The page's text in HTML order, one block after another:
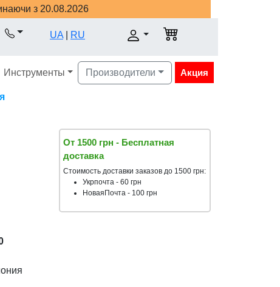
з 20.08.2026
UA RU
Инструменты Производители Акция
От 1500 грн - Бесплатная
доставка
Стоимость доставки заказов до 1500 грн:
Укрпочта - 60 грн
НоваяПочта - 100 грн